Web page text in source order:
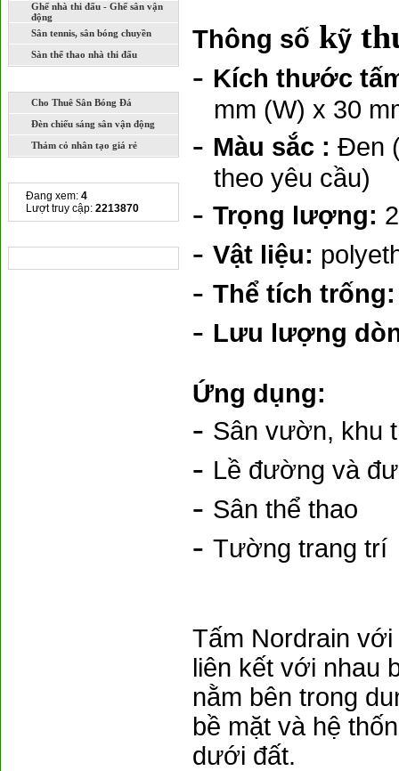
Ghế nhà thi đấu - Ghế sân vận
động
Sân tennis, sân bóng chuyền
Sàn thể thao nhà thi đấu
Cho Thuê Sân Bóng Đá
Đèn chiếu sáng sân vận động
Thảm cỏ nhân tạo giá rẻ
Đang xem: 4
Lượt truy cập: 2213870
Thông số kỹ
- Kích thước
mm (W) x 30
- Màu sắc : Đen
theo yêu cầu)
- Trọng lượng:
- Vật liệu:
- Thể tích trống:
- Lưu lượng
Ứng dụng:
- Sân vườn, khu
- Lề đường và
- Sân thể thao
- Tường trang trí
Tấm Nordrain
liên kết với nhau
nằm bên trong
bề mặt và hệ
dưới đất.